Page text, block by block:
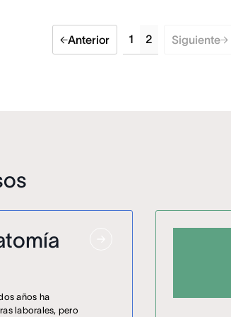
Anterior 1 2 Siguiente
años ha
laborales, pero